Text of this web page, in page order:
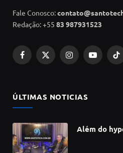
Fale Conosco:
Redação: +55 83 987931523
Facebook
X
InstagramYouTube
ÚLTIMAS NOTICIAS
Além do